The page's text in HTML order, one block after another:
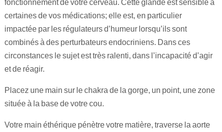
certaines de vos médications; elle est, en particulier
impactée par les régulateurs d’humeur lorsqu’ils sont
combinés à des perturbateurs endocriniens. Dans ces
circonstances le sujet est très ralenti, dans l’incapacité d’agir
et de réagir.
Placez une main sur le chakra de la gorge, un point, une zone
située à la base de votre cou.
Votre main éthérique pénètre votre matière, traverse la aorte